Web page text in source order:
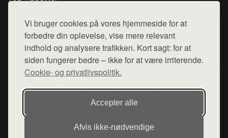
Vi bruger cookies på vores hjemmeside for at
forbedre din oplevelse, vise mere relevant
indhold og analysere trafikken. Kort sagt: for at
siden fungerer bedre – ikke for at være irriterende.
Cookie- og privatlivspolitik.
Accepter alle
Afvis ikke‑nødvendige
Kontakt
Mail:hej@want.dk
Cookie- og privatlivspolitik
Denne side er en del af want.dk, der udgiver en række
hjemmesider med præsentation af forskellige produkter fra
diverse webshops. Der sælges ikke varer fra denne side - vi
henviser til de shops, som sælger varen. Vi har heller ikke
varerne på lager.